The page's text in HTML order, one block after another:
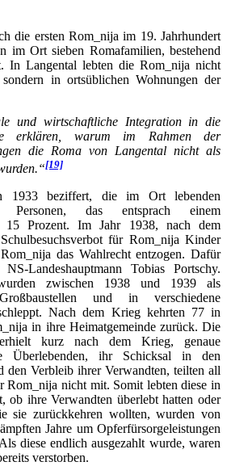
die ersten Rom_nija im 19. Jahrhundert
im Ort sieben Romafamilien, bestehend
In Langental lebten die Rom_nija nicht
in ortsüblichen Wohnungen der
und wirtschaftliche Integration in die
erklären, warum im Rahmen der
die Roma von Langental nicht als
[19]
1933 beziffert, die im Ort lebenden
das entsprach einem
15 Prozent. Im Jahr 1938, nach dem
für Rom_nija Kinder
das Wahlrecht entzogen. Dafür
Landeshauptmann Tobias Portschy.
zwischen 1938 und 1939 als
und in verschiedene
Nach dem Krieg kehrten 77 in
in ihre Heimatgemeinde zurück. Die
kurz nach dem Krieg, genaue
Überlebenden, ihr Schicksal in den
den Verbleib ihrer Verwandten, teilten all
Rom_nija nicht mit. Somit lebten diese in
ob ihre Verwandten überlebt hatten oder
sie zurückkehren wollten, wurden von
Jahre um Opferfürsorgeleistungen
diese endlich ausgezahlt wurde, waren
verstorben.